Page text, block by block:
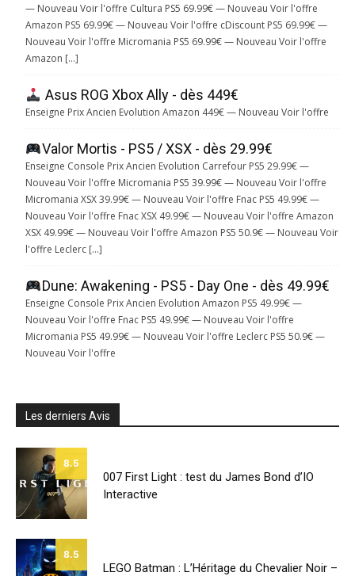
— Nouveau Voir l'offre Cultura PS5 69.99€ — Nouveau Voir l'offre
Amazon PS5 69.99€ — Nouveau Voir l'offre cDiscount PS5 69.99€ —
Nouveau Voir l'offre Micromania PS5 69.99€ — Nouveau Voir l'offre
Amazon […]
Asus ROG Xbox Ally - dès 449€
Enseigne Prix Ancien Evolution Amazon 449€ — Nouveau Voir l'offre
Valor Mortis - PS5 / XSX - dès 29.99€
Enseigne Console Prix Ancien Evolution Carrefour PS5 29.99€ —
Nouveau Voir l'offre Micromania PS5 39.99€ — Nouveau Voir l'offre
Micromania XSX 39.99€ — Nouveau Voir l'offre Fnac PS5 49.99€ —
Nouveau Voir l'offre Fnac XSX 49.99€ — Nouveau Voir l'offre Amazon
XSX 49.99€ — Nouveau Voir l'offre Amazon PS5 50.9€ — Nouveau Voir
l'offre Leclerc […]
Dune: Awakening - PS5 - Day One - dès 49.99€
Enseigne Console Prix Ancien Evolution Amazon PS5 49.99€ —
Nouveau Voir l'offre Fnac PS5 49.99€ — Nouveau Voir l'offre
Micromania PS5 49.99€ — Nouveau Voir l'offre Leclerc PS5 50.9€ —
Nouveau Voir l'offre
Les derniers Avis
8.5
007 First Light : test du James Bond d’IO
Interactive
8.5
LEGO Batman : L’Héritage du Chevalier Noir –